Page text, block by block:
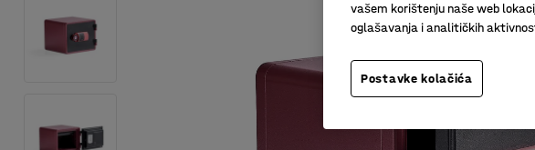
vašem korištenju naše web
oglašavanja i analitičkih
Postavke kolačića